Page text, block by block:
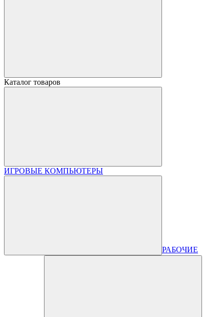
Каталог товаров
ИГРОВЫЕ КОМПЬЮТЕРЫ
РАБОЧИЕ